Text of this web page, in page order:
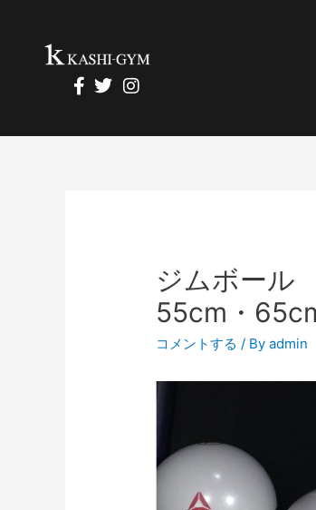
ジムボール
55cm・
コメントする / Byadmin